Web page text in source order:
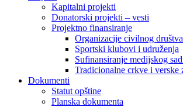
Kapitalni projekti
Donatorski projekti – vesti
Projektno finansiranje
Organizacije civilnog društva
Sportski klubovi i udruženja
Sufinansiranje medijskog
Tradicionalne crkve i verske
Dokumenti
Statut opštine
Planska dokumenta